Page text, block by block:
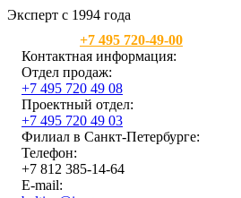
Эксперт с 1994 года
+7 495 720-49-00
Контактная информация:
Отдел продаж:
+7 495 720 49 08
Проектный отдел:
+7 495 720 49 03
Филиал в Санкт-Петербурге:
Телефон:
+7 812 385-14-64
E-mail: